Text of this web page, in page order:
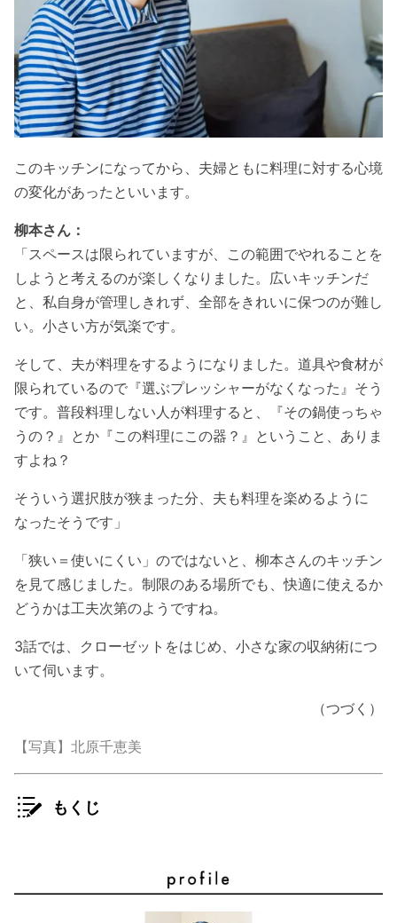
このキッチンになってから、夫婦ともに料理に対する心境
の変化があったといいます。
柳本さん：
「スペースは限られていますが、この範囲でやれることを
しようと考えるのが楽しくなりました。広いキッチンだ
と、私自身が管理しきれず、全部をきれいに保つのが難し
い。小さい方が気楽です。
そして、夫が料理をするようになりました。道具や食材が
限られているので『選ぶプレッシャーがなくなった』そう
です。普段料理しない人が料理すると、『その鍋使っちゃ
うの？』とか『この料理にこの器？』ということ、ありま
すよね？
そういう選択肢が狭まった分、夫も料理を楽めるように
なったそうです」
「狭い＝使いにくい」のではないと、柳本さんのキッチン
を見て感じました。制限のある場所でも、快適に使えるか
どうかは工夫次第のようですね。
3話では、クローゼットをはじめ、小さな家の収納術につ
いて伺います。
（つづく）
【写真】北原千恵美
もくじ